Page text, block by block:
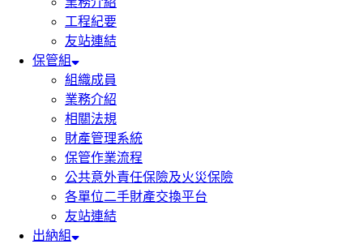
工程紀要
友站連結
保管組
組織成員
業務介紹
相關法規
財產管理系統
保管作業流程
公共意外責任保險及火災保險
各單位二手財產交換平台
友站連結
出納組